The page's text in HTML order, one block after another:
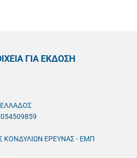
ΓΙΑ ΕΚΔΟΣΗ
ΚΟΝΔΥΛΙΩΝ ΕΡΕΥΝΑΣ - ΕΜΠ